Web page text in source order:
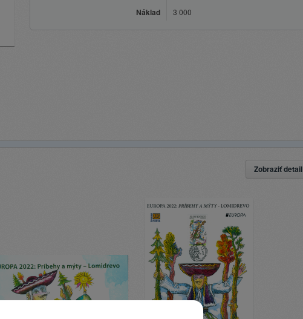
Náklad 3 000
Zobraziť detail